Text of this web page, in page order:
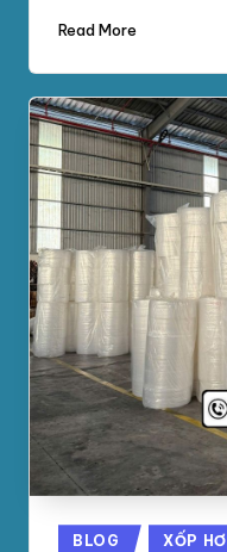
Read More
Posted
BLOG XỐP HƠI